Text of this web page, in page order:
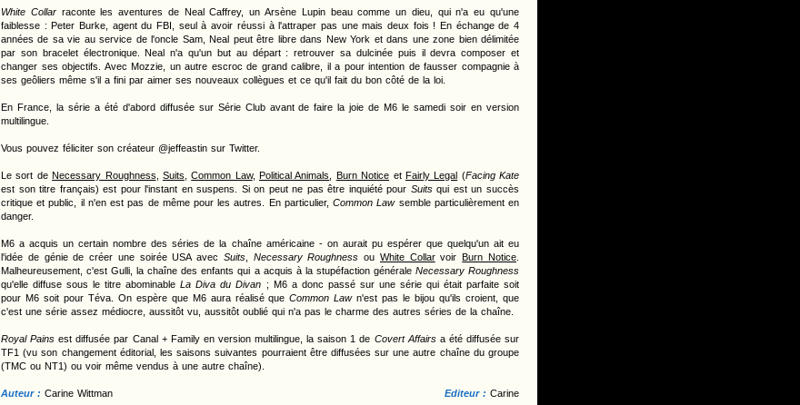
White Collarraconte les aventures de Neal Caffrey, un Arsène Lupin beau comme un dieu, qui n'a eu qu'une
faiblesse : Peter Burke, agent du FBI, seul à avoir réussi à l'attraper pas une mais deux fois ! En échange de 4
années de sa vie au service de l'oncle Sam, Neal peut être libre dans New York et dans une zone bien délimitée
par son bracelet électronique. Neal n'a qu'un but au départ : retrouver sa dulcinée puis il devra composer et
changer ses objectifs. Avec Mozzie, un autre escroc de grand calibre, il a pour intention de fausser compagnie à
ses geôliers même s'il a fini par aimer ses nouveaux collègues et ce qu'il fait du bon côté de la loi.
En France, la série a été d'abord diffusée sur Série Club avant de faire la joie de M6 le samedi soir en version
multilingue.
Vous pouvez féliciter son créateur @jeffeastin sur Twitter.
Le sort deNecessary Roughness Suits ,Common Law, Political Animals Burn Notice et Fairly Legal (Facing Kate
est son titre français) est pour l'instant en suspens. Si on peut ne pas être inquiété pour Suitsqui est un succès
critique et public, il n'en est pas de même pour les autres. En particulier,Common Lawsemble particulièrement en
danger.
M6 a acquis un certain nombre des séries de la chaîne américaine - on aurait pu espérer que quelqu'un ait eu
l'idée de génie de créer une soirée USA avec Suits, Necessary Roughness ou White CollarvoirBurn Notice
Malheureusement, c'est Gulli, la chaîne des enfants qui a acquis à la stupéfaction générale Necessary Roughness
qu'elle diffuse sous le titre abominableLa Diva du Divan ; M6 a donc passé sur une série qui était parfaite soit
pour M6 soit pour Téva. On espère que M6 aura réalisé queCommon Lawn'est pas le bijou qu'ils croient, que
c'est une série assez médiocre, aussitôt vu, aussitôt oublié qui n'a pas le charme des autres séries de la chaîne.
Royal Pains est diffusée par Canal + Family en version multilingue, la saison 1 de Covert Affairsa été diffusée sur
TF1 (vu son changement éditorial, les saisons suivantes pourraient être diffusées sur une autre chaîne du groupe
(TMC ou NT1) ou voir même vendus à une autre chaîne).
Auteur : Carine Wittman Editeur : Carine